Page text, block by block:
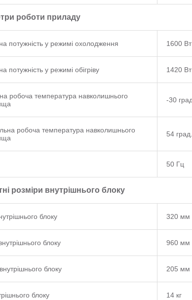
роботи приладу
потужність у режимі охолодження 1600 Вт
потужність у режимі обігріву 1420 Вт
робоча температура навколишнього
-30
робоча температура навколишнього
54 град.
50 Гц
розміри внутрішнього блоку
блоку 320 мм
блоку 960 мм
блоку 205 мм
блоку 14 кг